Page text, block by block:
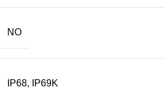
NO
IP68, IP69K